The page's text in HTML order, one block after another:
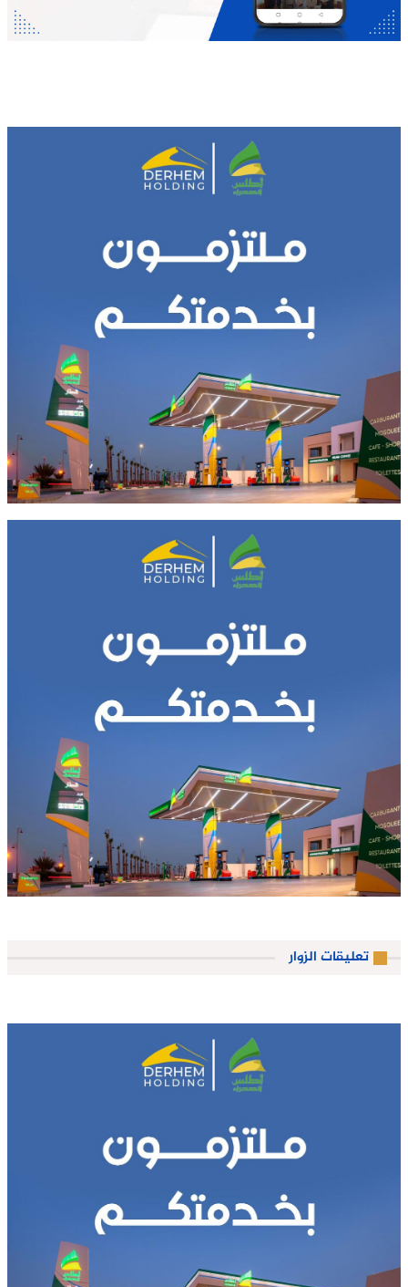
تعليقات الزوار